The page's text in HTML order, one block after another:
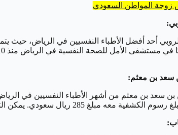
زوجة المواطن السعودي
أحد أفضل الأطباء النفسيين في الرياض، حيث
بن سعد بن معثم من أشهر الأطباء النفسيين في
يمكن التواصل مع الدكتور بن معثم عبر الهاتف: 966503441149+.